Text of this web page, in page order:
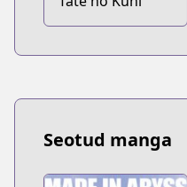
Seotud manga